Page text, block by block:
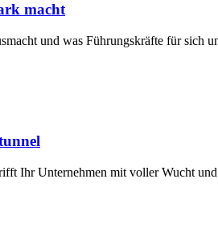
macht
und was Führungskräfte für sich
Ihr Unternehmen mit voller Wucht